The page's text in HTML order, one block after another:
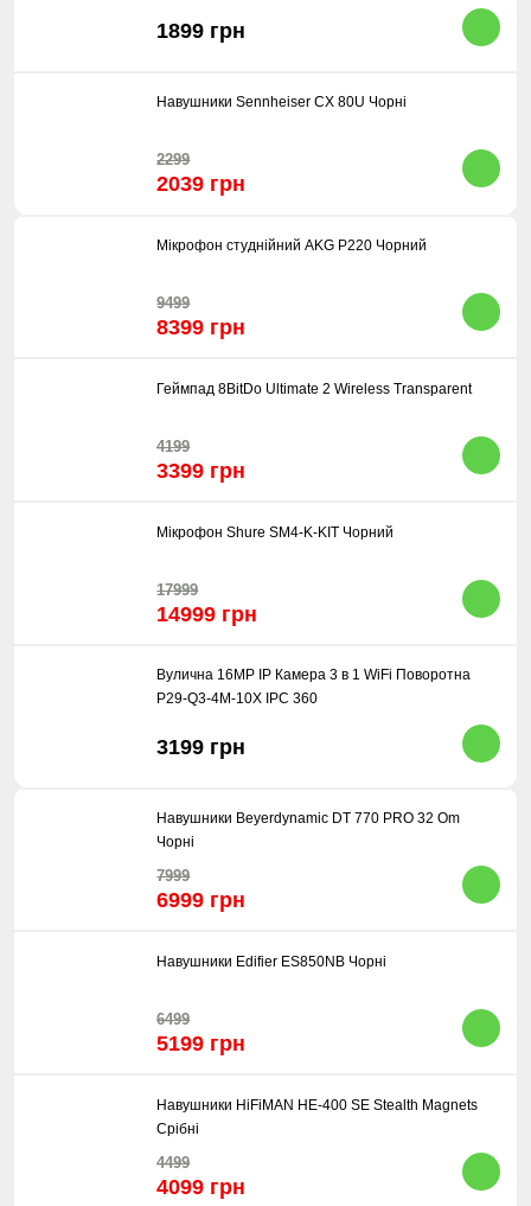
1899 грн
Навушники Sennheiser CX 80U Чорні
2299
2039 грн
Мікрофон студнійний AKG P220 Чорний
9499
8399 грн
Геймпад 8BitDo Ultimate 2 Wireless Transparent
4199
3399 грн
Мікрофон Shure SM4-K-KIT Чорний
17999
14999 грн
Вулична 16MP IP Камера 3 в 1 WiFi Поворотна
P29-Q3-4M-10X IPC 360
3199 грн
Навушники Beyerdynamic DT 770 PRO 32 Om
Чорні
7999
6999 грн
Навушники Edifier ES850NB Чорні
6499
5199 грн
Навушники HiFiMAN HE-400 SE Stealth Magnets
Срібні
4499
4099 грн